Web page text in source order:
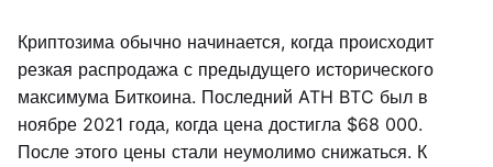
Криптозима обычно начинается, когда происходит
резкая распродажа с предыдущего исторического
максимума Биткоина. Последний ATH BTC был в
ноябре 2021 года, когда цена достигла $68 000.
После этого цены стали неумолимо снижаться. К